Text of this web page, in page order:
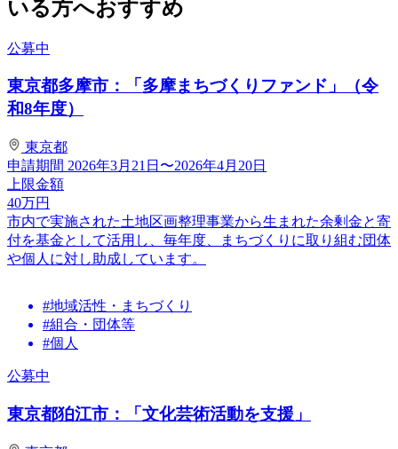
いる方へおすすめ
公募中
東京都多摩市：「多摩まちづくりファンド」（令
和8年度）
東京都
申請期間 2026年3月21日〜2026年4月20日
上限金額
40万円
市内で実施された土地区画整理事業から生まれた余剰金と寄
付を基金として活用し、毎年度、まちづくりに取り組む団体
や個人に対し助成しています。
#地域活性・まちづくり
#組合・団体等
#個人
公募中
東京都狛江市：「文化芸術活動を支援」